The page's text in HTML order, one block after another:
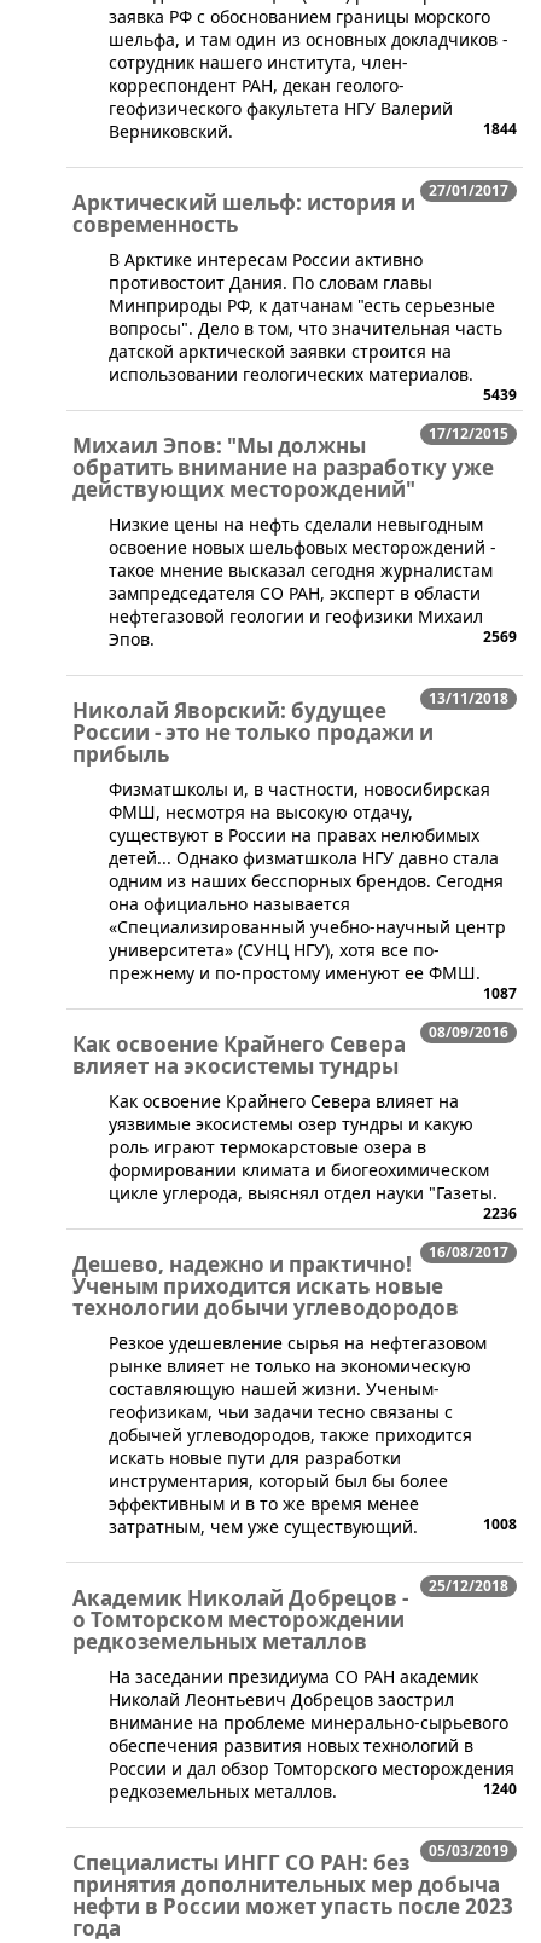
заявка РФ с обоснованием границы морского
шельфа, и там один из основных докладчиков -
сотрудник нашего института, член-
корреспондент РАН, декан геолого-
геофизического факультета НГУ Валерий
Верниковский.
1844
27/01/2017
Арктический шельф: история и
современность
​В Арктике интересам России активно
противостоит Дания. По словам главы
Минприроды РФ, к датчанам "есть серьезные
вопросы". Дело в том, что значительная часть
датской арктической заявки строится на
использовании геологических материалов.
5439
17/12/2015
Михаил Эпов: "Мы должны
обратить внимание на разработку уже
действующих месторождений"
​Низкие цены на нефть сделали невыгодным
освоение новых шельфовых месторождений -
такое мнение высказал сегодня журналистам
зампредседателя СО РАН, эксперт в области
нефтегазовой геологии и геофизики Михаил
Эпов.
2569
13/11/2018
Николай Яворский: будущее
России - это не только продажи и
прибыль
​Физматшколы и, в частности, новосибирская
ФМШ, несмотря на высокую отдачу,
существуют в России на правах нелюбимых
детей... Однако физматшкола НГУ давно стала
одним из наших бесспорных брендов. Сегодня
она официально называется
«Специализированный учебно-научный центр
университета» (СУНЦ НГУ), хотя все по-
прежнему и по-простому именуют ее ФМШ.
1087
08/09/2016
Как освоение Крайнего Севера
влияет на экосистемы тундры
​Как освоение Крайнего Севера влияет на
уязвимые экосистемы озер тундры и какую
роль играют термокарстовые озера в
формировании климата и биогеохимическом
цикле углерода, выяснял отдел науки "Газеты.
2236
16/08/2017
Дешево, надежно и практично!
Ученым приходится искать новые
технологии добычи углеводородов
Резкое удешевление сырья на нефтегазовом
рынке влияет не только на экономическую
составляющую нашей жизни. Ученым-
геофизикам, чьи задачи тесно связаны с
добычей углеводородов, также приходится
искать новые пути для разработки
инструментария, который был бы более
эффективным и в то же время менее
затратным, чем уже существующий.
1008
25/12/2018
Академик Николай Добрецов -
о Томторском месторождении
редкоземельных металлов
​На заседании президиума СО РАН академик
Николай Леонтьевич Добрецов заострил
внимание на проблеме минерально-сырьевого
обеспечения развития новых технологий в
России и дал обзор Томторского месторождения
редкоземельных металлов.
1240
05/03/2019
Специалисты ИНГГ СО РАН: без
принятия дополнительных мер добыча
нефти в России может упасть после 2023
года